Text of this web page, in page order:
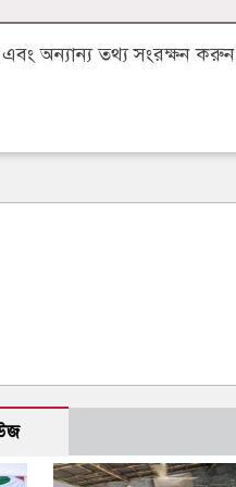
অন্যান্য তথ্য সংরক্ষন করুন